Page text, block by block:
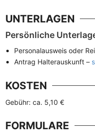
UNTERLAGEN
Persönliche
Personalausweis oder
Antrag Halterauskunft –
KOSTEN
Gebühr: ca. 5,10 €
FORMULARE